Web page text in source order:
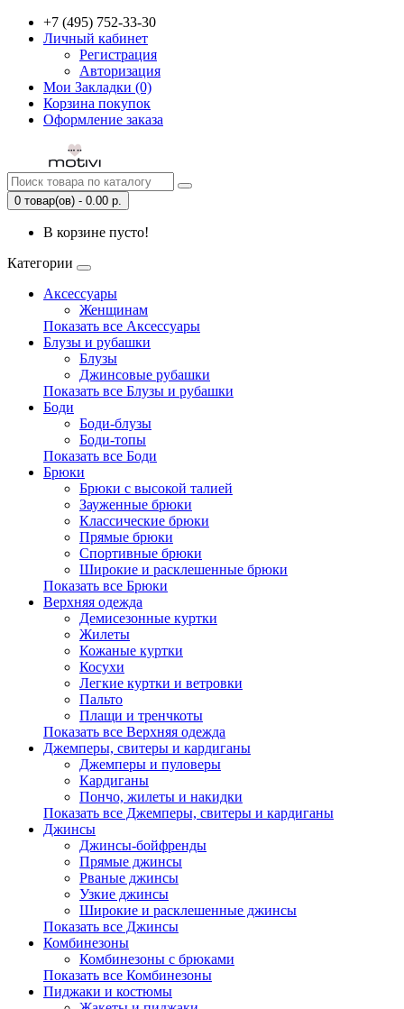
+7 (495) 752-33-30
Личный кабинет
Регистрация
Авторизация
Мои Закладки (0)
Корзина покупок
Оформление заказа
0 товар(ов) - 0.00 р.
В корзине пусто!
Категории
Аксессуары
Женщинам
Показать все Аксессуары
Блузы и рубашки
Блузы
Джинсовые рубашки
Показать все Блузы и рубашки
Боди
Боди-блузы
Боди-топы
Показать все Боди
Брюки
Брюки с высокой талией
Зауженные брюки
Классические брюки
Прямые брюки
Спортивные брюки
Широкие и расклешенные брюки
Показать все Брюки
Верхняя одежда
Демисезонные куртки
Жилеты
Кожаные куртки
Косухи
Легкие куртки и ветровки
Пальто
Плащи и тренчкоты
Показать все Верхняя одежда
Джемперы, свитеры и кардиганы
Джемперы и пуловеры
Кардиганы
Пончо, жилеты и накидки
Показать все Джемперы, свитеры и кардиганы
Джинсы
Джинсы-бойфренды
Прямые джинсы
Рваные джинсы
Узкие джинсы
Широкие и расклешенные джинсы
Показать все Джинсы
Комбинезоны
Комбинезоны с брюками
Показать все Комбинезоны
Пиджаки и костюмы